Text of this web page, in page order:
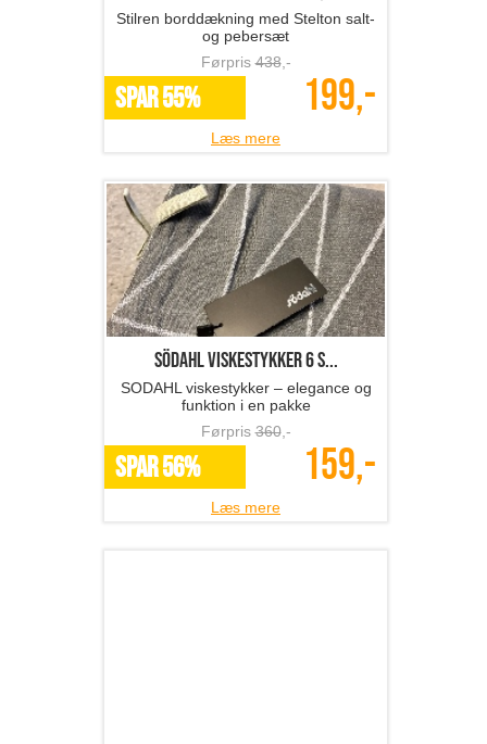
Læs mere
SÖDAHL viskestykker 6 s...
SODAHL viskestykker – elegance og
funktion i en pakke
Førpris
,-
SPAR 56% 159,-
Læs mere